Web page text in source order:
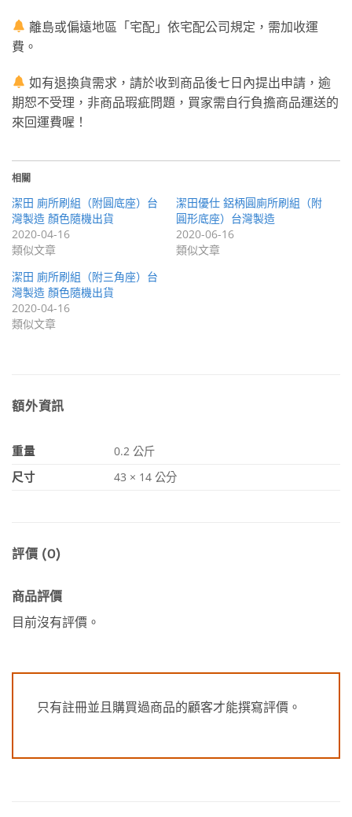
離島或偏遠地區「宅配」依宅配公司規定，需加收運
費。
如有退換貨需求，請於收到商品後七日內提出申請，逾
期恕不受理，非商品瑕疵問題，買家需自行負擔商品運送的
來回運費喔！
相關
潔田 廁所刷組（附圓底座）台
灣製造 顏色隨機出貨
2020-04-16
類似文章
潔田優仕 鋁柄圓廁所刷組（附
圓形底座）台灣製造
2020-06-16
類似文章
潔田 廁所刷組（附三角座）台
灣製造 顏色隨機出貨
2020-04-16
類似文章
額外資訊
重量
0.2 公斤
尺寸
43 × 14 公分
評價 (0)
商品評價
目前沒有評價。
只有註冊並且購買過商品的顧客才能撰寫評價。